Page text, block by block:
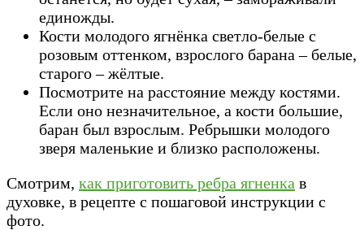
единожды.
Кости молодого ягнёнка светло-белые с
розовым оттенком, взрослого барана – белые,
старого – жёлтые.
Посмотрите на расстояние между костями.
Если оно незначительное, а кости большие,
баран был взрослым. Ребрышки молодого
зверя маленькие и близко расположены.
Смотрим, как приготовить ребра ягненка в
духовке, в рецепте с пошаговой инструкции с
фото.